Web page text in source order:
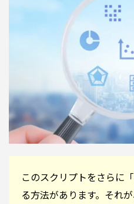
このスクリプトをさらに
る方法があります。それ